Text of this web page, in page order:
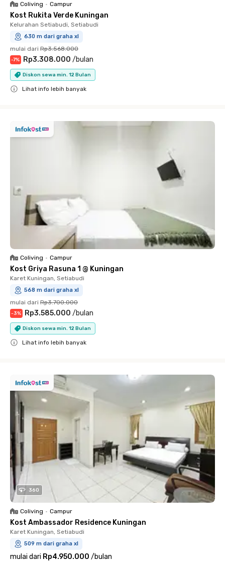
Coliving • Campur
Kost Rukita Verde Kuningan
Kelurahan Setiabudi, Setiabudi
630 m dari graha xl
mulai dari Rp3.568.000
-7% Rp3.308.000 /bulan
Diskon sewa min. 12 Bulan
Lihat info lebih banyak
Coliving • Campur
Kost Griya Rasuna 1 @ Kuningan
Karet Kuningan, Setiabudi
568 m dari graha xl
mulai dari Rp3.700.000
-3% Rp3.585.000 /bulan
Diskon sewa min. 12 Bulan
Lihat info lebih banyak
360
Coliving • Campur
Kost Ambassador Residence Kuningan
Karet Kuningan, Setiabudi
509 m dari graha xl
mulai dari Rp4.950.000 /bulan